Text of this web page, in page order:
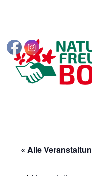
« Alle